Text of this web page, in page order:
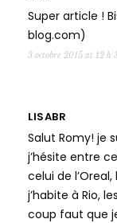
Super article !
blog.com)
3 octobre 2015 at 12 h
LISABR
Salut Romy! je
j’hésite entre
celui de
j’habite à Rio,
coup faut que